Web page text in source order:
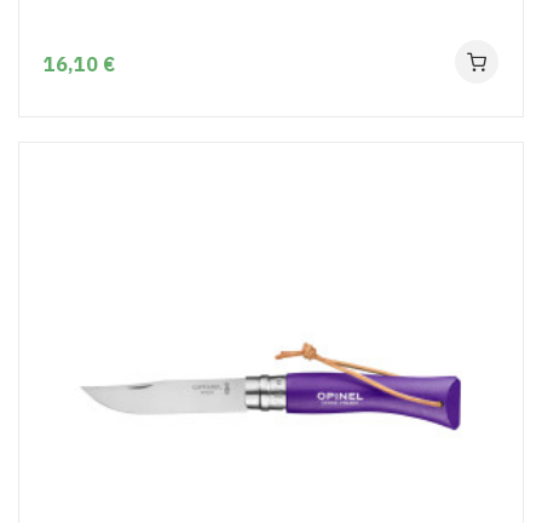
16,10 €